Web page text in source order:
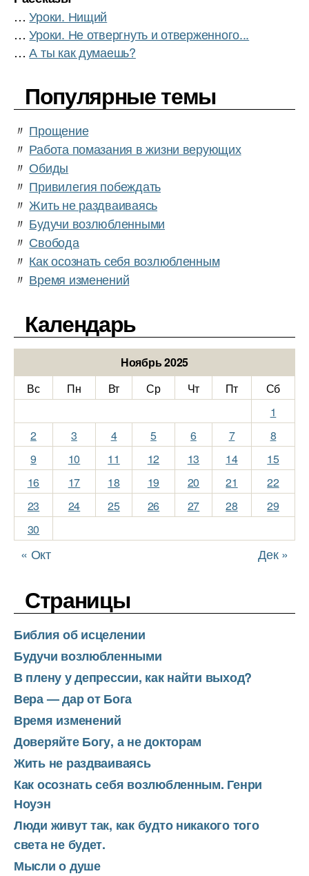
…Уроки. Нищий
…Уроки. Не отвергнуть и отверженного...
…А ты как думаешь?
Популярные темы
〃 Прощение
〃 Работа помазания в жизни верующих
〃 Обиды
〃 Привилегия побеждать
〃 Жить не раздваиваясь
〃 Будучи возлюбленными
〃 Свобода
〃 Как осознать себя возлюбленным
〃 Время изменений
Календарь
Ноябрь 2025
Вс
Пн Вт Ср Чт Пт
Сб
1
2
3 4 5 6 7
8
9
10 11 12 13 14
15
16
17 18 19 20 21
22
23
24 25 26 27 28
29
30
« Окт Дек »
Страницы
Библия об исцелении
Будучи возлюбленными
В плену у депрессии, как найти выход?
Вера — дар от Бога
Время изменений
Доверяйте Богу, а не докторам
Жить не раздваиваясь
Как осознать себя возлюбленным. Генри
Ноуэн
Люди живут так, как будто никакого того
света не будет.
Мысли о душе